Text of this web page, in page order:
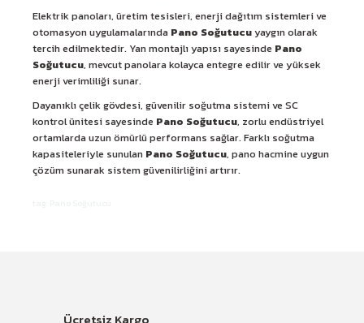
Elektrik panoları, üretim tesisleri, enerji dağıtım sistemleri ve
otomasyon uygulamalarında Pano Soğutucuyaygın olarak
tercih edilmektedir. Yan montajlı yapısı sayesinde Pano
Soğutucu, mevcut panolara kolayca entegre edilir ve yüksek
enerji verimliliği sunar.
Dayanıklı çelik gövdesi, güvenilir soğutma sistemi ve SC
kontrol ünitesi sayesinde Pano Soğutucu, zorlu endüstriyel
ortamlarda uzun ömürlü performans sağlar. Farklı soğutma
kapasiteleriyle sunulan Pano Soğutucu, pano hacmine uygun
çözüm sunarak sistem güvenilirliğini artırır.
Ücretsiz Kargo